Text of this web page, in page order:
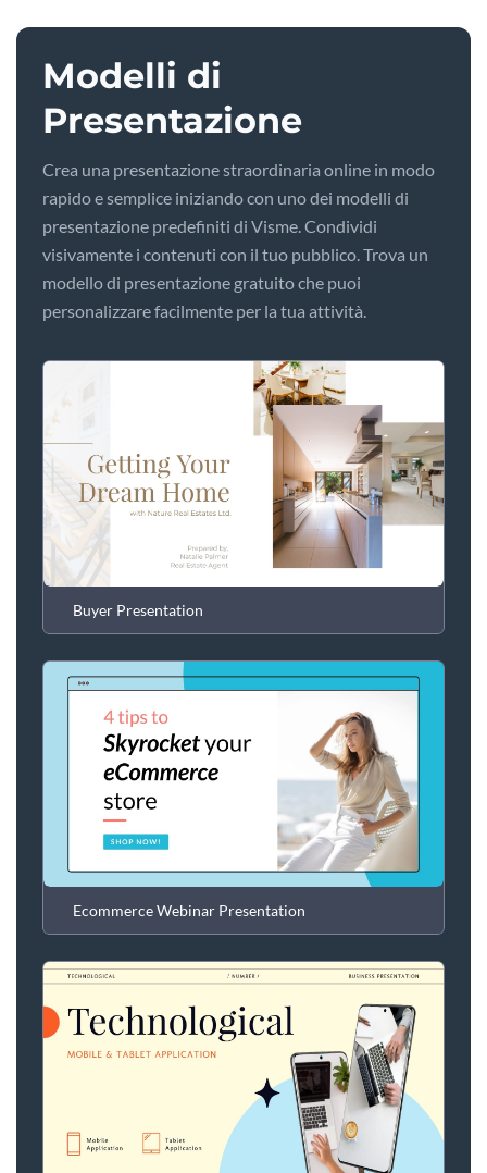
Modelli di
Presentazione
Crea una presentazione straordinaria online in modo
rapido e semplice iniziando con uno dei modelli di
presentazione predefiniti di Visme. Condividi
visivamente i contenuti con il tuo pubblico. Trova un
modello di presentazione gratuito che puoi
personalizzare facilmente per la tua attività.
Buyer Presentation
Ecommerce Webinar Presentation